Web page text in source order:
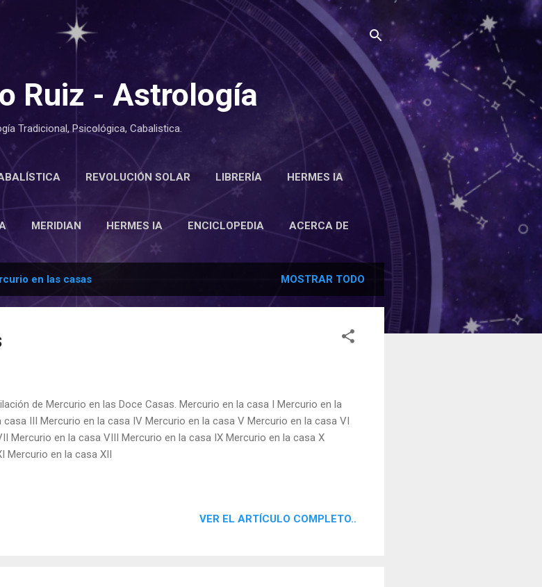
Ir al contenido principal
Ruiz - Astrología
Tradicional, Psicológica, Cabalistica.
REVOLUCIÓN SOLAR LIBRERÍA HERMES IA
MERIDIAN MÁS…
MERIDIAN HERMES IA ENCICLOPEDIA ACERCA DE
en las casas MOSTRAR TODO
de Mercurio en las Doce Casas. Mercurio en la casa I Mercurio en la
III Mercurio en la casa IV Mercurio en la casa V Mercurio en la casa VI
Mercurio en la casa VIII Mercurio en la casa IX Mercurio en la casa X
Mercurio en la casa XII
VER EL ARTÍCULO COMPLETO..